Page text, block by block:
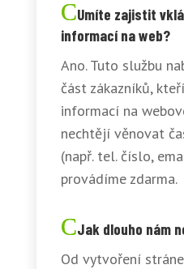
Umíte zajistit
informací na web?
Ano. Tuto službu
část zákazníků,
informací na
nechtějí věnovat
(např. tel. číslo,
provádíme zdarma.
Jak dlouho nám
Od vytvoření